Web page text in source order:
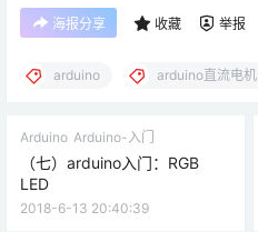
海报分享 收藏 举报
arduino arduino直流电机
Arduino Arduino-入门
（七）arduino入门：RGB
LED
2018-6-13 20:40:39